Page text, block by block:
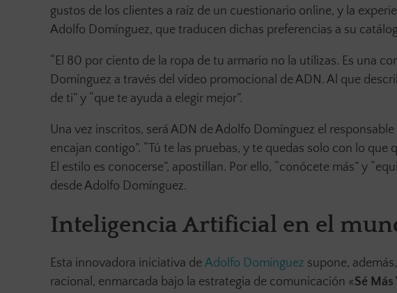
gustos de los clientes a raíz de un cuestionario online, y la
Adolfo Domínguez, que traducen dichas preferencias a su
“El 80 por ciento de la ropa de tu armario no la utilizas. Es una
Domínguez a través del vídeo promocional de ADN. Al que
de ti” y “que te ayuda a elegir mejor”.
Una vez inscritos, será ADN de Adolfo Domínguez el
encajan contigo”. “Tú te las pruebas, y te quedas solo con lo que
El estilo es conocerse”, apostillan. Por ello, “conócete más” y
desde Adolfo Domínguez.
Inteligencia Artificial en el
Esta innovadora iniciativa de Adolfo Domínguez supone,
racional, enmarcada bajo la estrategia de comunicación «Sé Más